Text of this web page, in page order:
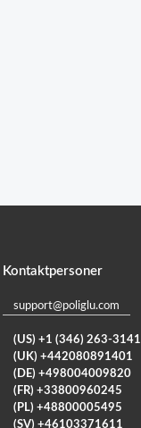
Kontaktpersoner
support@poliglu.com
(US) +1 (346) 263-3141
(UK) +442080891401
(DE) +498004009820
(FR) +33800960245
(PL) +48800005495
(SV) +46103371611